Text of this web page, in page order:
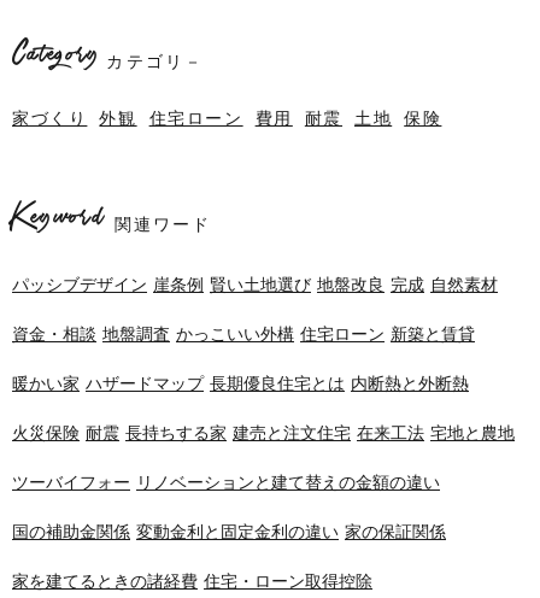
Category カテゴリ－
家づくり 外観 住宅ローン 費用 耐震 土地 保険
Keyword 関連ワード
パッシブデザイン 崖条例 賢い土地選び 地盤改良 完成 自然素材
資金・相談 地盤調査 かっこいい外構 住宅ローン 新築と賃貸
暖かい家 ハザードマップ 長期優良住宅とは 内断熱と外断熱
火災保険 耐震 長持ちする家 建売と注文住宅 在来工法 宅地と農地
ツーバイフォー リノベーションと建て替えの金額の違い
国の補助金関係 変動金利と固定金利の違い 家の保証関係
家を建てるときの諸経費 住宅・ローン取得控除